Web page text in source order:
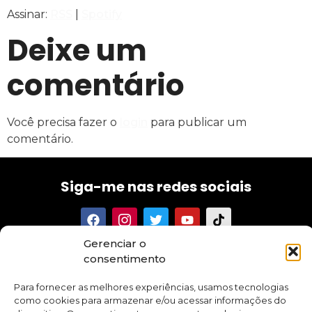
Gerenciar o
consentimento
Para fornecer as melhores experiências, usamos tecnologias
como cookies para armazenar e/ou acessar informações do
FEED RSS
LINK
INCORPORAR
Assinar:
Deixe um
comentário
Você precisa fazer o
para publicar um
comentário.
Siga-me nas redes sociais
Tenha acesso aos meus textos, conselhos, novidades e